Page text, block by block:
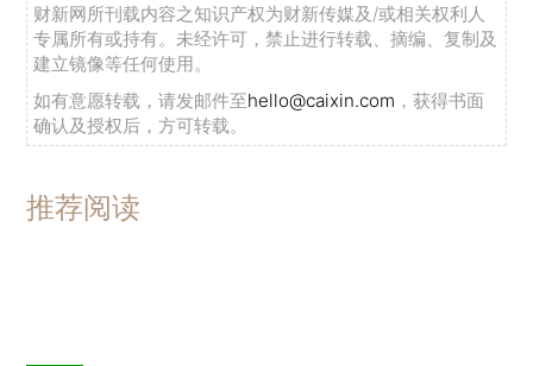
财新网所刊载内容之知识产权为财新传媒及/或相关权利人
专属所有或持有。未经许可，禁止进行转载、摘编、复制及
建立镜像等任何使用。
如有意愿转载，请发邮件至hello@caixin.com ，获得书面
确认及授权后，方可转载。
推荐阅读